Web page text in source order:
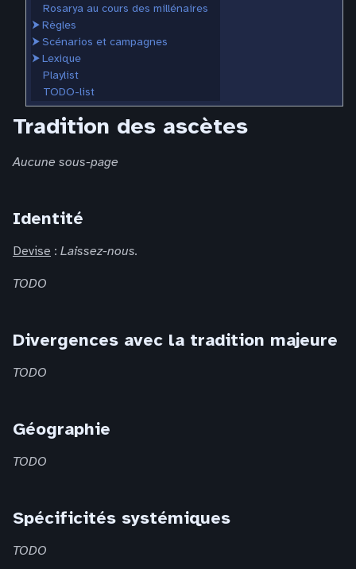
Rosarya au cours des millénaires
⮞Règles
⮞Scénarios et campagnes
⮞Lexique
Playlist
TODO-list
Tradition des ascètes
Aucune sous-page
Identité
Devise : Laissez-nous.
TODO
Divergences avec la tradition majeure
TODO
Géographie
TODO
Spécificités systémiques
TODO